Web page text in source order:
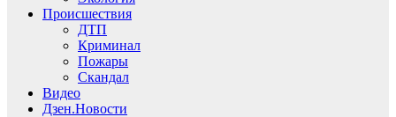
Происшествия
ДТП
Криминал
Пожары
Скандал
Видео
Дзен.Новости